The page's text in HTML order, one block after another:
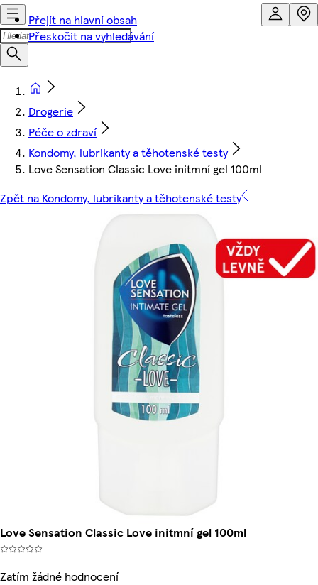
Přejít na hlavní obsah
Přeskočit na vyhledávání
Drogerie
Péče o zdraví
Kondomy, lubrikanty a těhotenské testy
Love Sensation Classic Love initmní gel 100ml
Zpět na Kondomy, lubrikanty a těhotenské testy
Love Sensation Classic Love initmní gel 100ml
Zatím žádné hodnocení